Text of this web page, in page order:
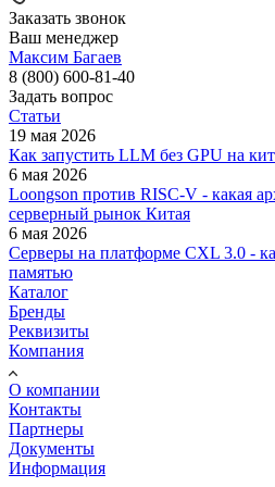
Заказать звонок
Ваш менеджер
Максим Багаев
8 (800) 600-81-40
Задать вопрос
Статьи
19 мая 2026
Как запустить LLM без GPU на
6 мая 2026
Loongson против RISC-V - какая
серверный рынок Китая
6 мая 2026
Серверы на платформе CXL 3.0 -
памятью
Каталог
Бренды
Реквизиты
Компания
О компании
Контакты
Партнеры
Документы
Информация